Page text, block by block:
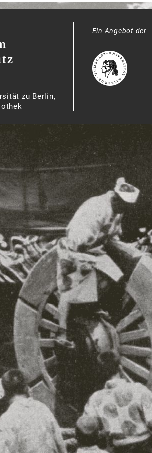
zu Berlin,
Ein Angebot der